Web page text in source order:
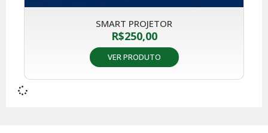
SMART PROJETOR
R$250,00
VER PRODUTO